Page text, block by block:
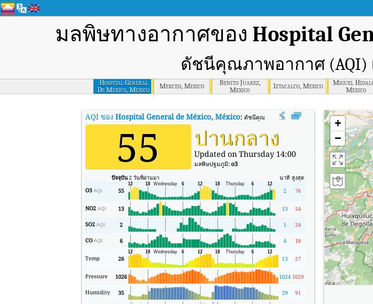
มลพิษทางอากาศของ Hospital
ดัชนีคุณภาพอากาศ (AQI)
Hospital General
De Mexico, Mexico
Merced, Mexico
Benito Juarez,
Mexico
Iztacalco, Mexico
Miguel
Mexico
AQI ของ Hospital General de México, México: ดัชนีคุณภาพอากาศ (AQI) แบบเรียลไทม์ของ
55 ปานกลาง
Updated on Thursday 14:00
มลพิษปฐมภูมิ:o3
ปัจจุบัน2 วันที่ผ่านมา นาที สูงสุด
O3 AQI 55 2 76
NO2 AQI 13 13 54
SO2 AQI 2 1 24
CO AQI 6 4 18
Temp 26 13 27
Pressure 1026 1024 1029
Humidity 35 29 91
+
−